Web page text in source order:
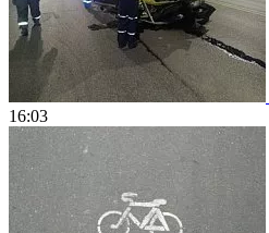
16:03